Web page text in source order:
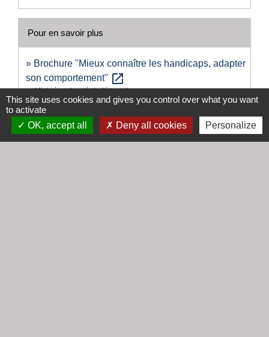
Pour en savoir plus
Brochure "Mieux connaître les handicaps, adapter
son comportement" open_in_new
Ministère chargé de l'éducation
Comment faire si...
This site uses cookies and gives you control over what you want
to activate
OK, accept all
Deny all cookies Personalize